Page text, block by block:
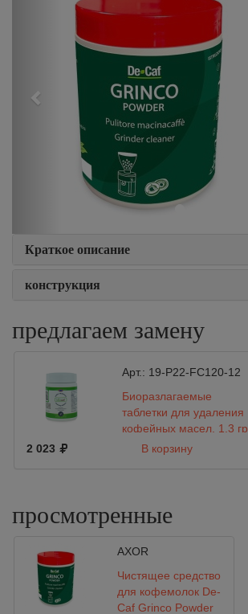
Краткое описание
конструкция
предлагаем замену
Арт.: 19-P22-FC120-12
Биоразлагаемые
таблетки для удаления
кофейных масел, 1.3 гр.
120 шт. Biocaf Tablets
2 023 В корзину
просмотренные
AXOR
Чистящее средство
для кофемолок De-
Caf Grinco Powder